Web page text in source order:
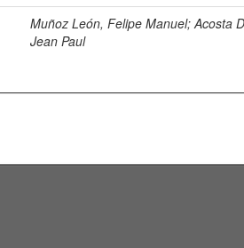
Muñoz León, Felipe Manuel;Acosta
Jean Paul